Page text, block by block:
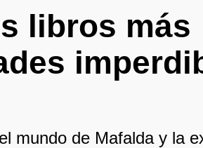
libros más
mundo de Mafalda y la